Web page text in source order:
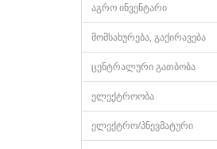
აგრო ინვენტარი
მომსახურება, გაქირავება
ცენტრალური გათბობა
ელექტროობა
ელექტრო/პნევმატური